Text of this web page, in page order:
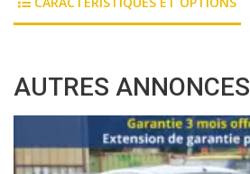
AUTRES ANNONCES